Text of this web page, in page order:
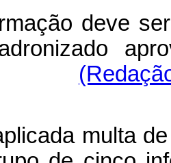
deve
multa